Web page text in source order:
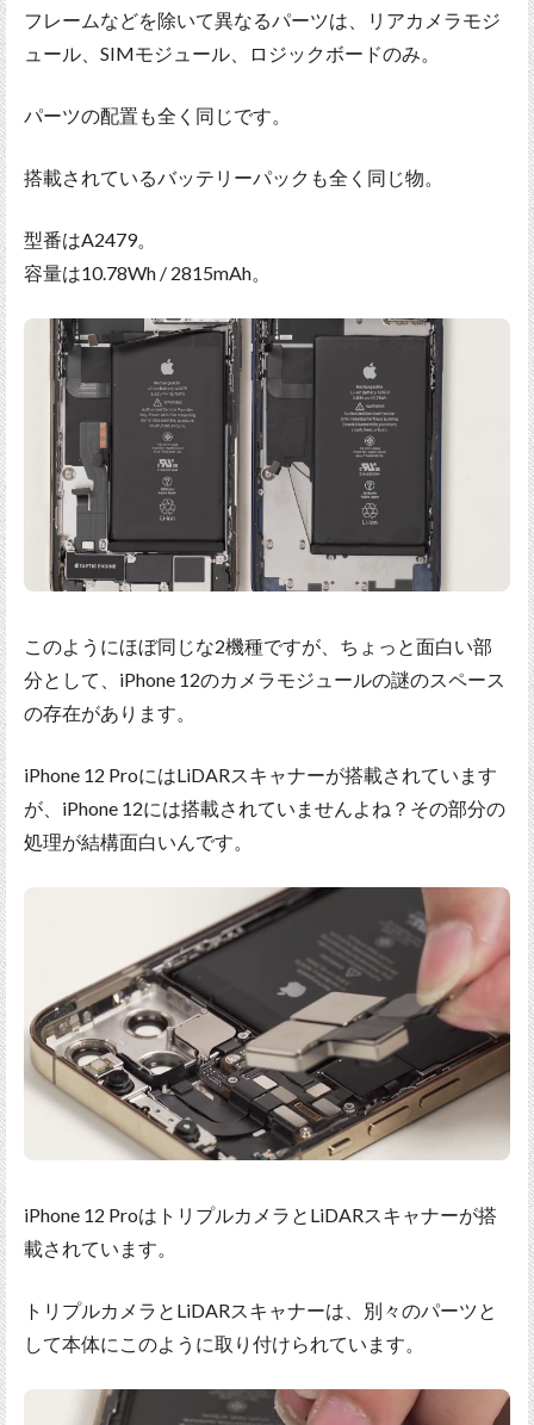
フレームなどを除いて異なるパーツは、リアカメラモジ
ュール、SIMモジュール、ロジックボードのみ。
パーツの配置も全く同じです。
搭載されているバッテリーパックも全く同じ物。
型番はA2479。
容量は10.78Wh / 2815mAh。
このようにほぼ同じな2機種ですが、ちょっと面白い部
分として、iPhone 12のカメラモジュールの謎のスペース
の存在があります。
iPhone 12 ProにはLiDARスキャナーが搭載されています
が、iPhone 12には搭載されていませんよね？その部分の
処理が結構面白いんです。
iPhone 12 ProはトリプルカメラとLiDARスキャナーが搭
載されています。
トリプルカメラとLiDARスキャナーは、別々のパーツと
して本体にこのように取り付けられています。